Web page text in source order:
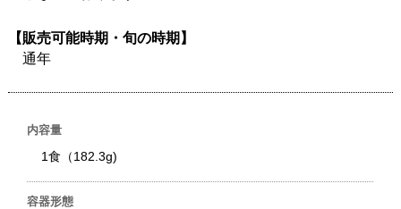
【販売可能時期・旬の時期】
通年
内容量
1食（182.3g)
容器形態